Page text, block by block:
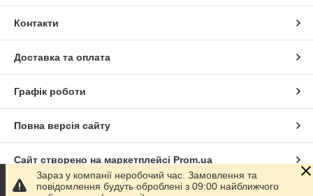
Контакти
Доставка та оплата
Графік роботи
Повна версія сайту
Сайт створено на маркетплейсі Prom.ua
Зараз у компанії неробочий час. Замовлення та
повідомлення будуть оброблені з 09:00 найближчого